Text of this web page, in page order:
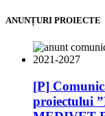
ANUNȚURI PROIECTE
[P]
proiectului